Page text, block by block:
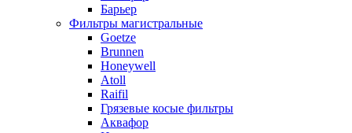
Барьер
Фильтры магистральные
Goetze
Brunnen
Honeywell
Atoll
Raifil
Грязевые косые фильтры
Аквафор